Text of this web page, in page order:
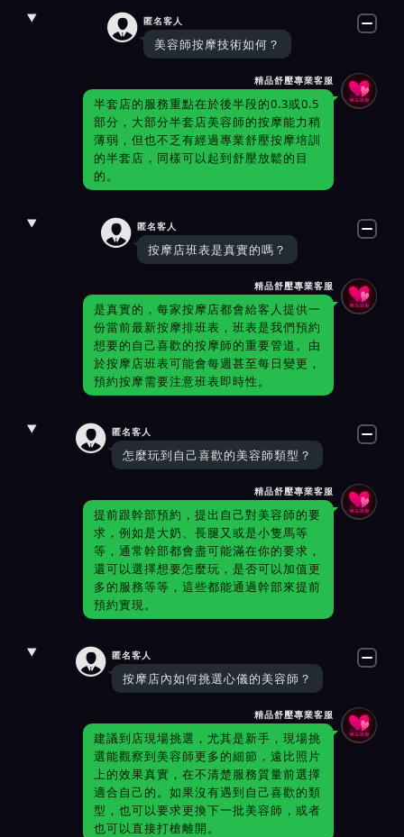
 匿名客人
美容師按摩技術如何？
精品舒壓專業客服
半套店的服務重點在於後半段的0.3或0.5
部分，大部分半套店美容師的按摩能力稍
薄弱，但也不乏有經過專業舒壓按摩培訓
的半套店，同樣可以起到舒壓放鬆的目
的。
 匿名客人
按摩店班表是真實的嗎？
精品舒壓專業客服
是真實的，每家按摩店都會給客人提供一
份當前最新按摩排班表，班表是我們預約
想要的自己喜歡的按摩師的重要管道。由
於按摩店班表可能會每週甚至每日變更，
預約按摩需要注意班表即時性。
 匿名客人
怎麼玩到自己喜歡的美容師類型？
精品舒壓專業客服
提前跟幹部預約，提出自己對美容師的要
求，例如是大奶、長腿又或是小隻馬等
等，通常幹部都會盡可能滿在你的要求，
還可以選擇想要怎麼玩，是否可以加值更
多的服務等等，這些都能通過幹部來提前
預約實現。
 匿名客人
按摩店內如何挑選心儀的美容師？
精品舒壓專業客服
建議到店現場挑選，尤其是新手，現場挑
選能觀察到美容師更多的細節，遠比照片
上的效果真實，在不清楚服務質量前選擇
適合自己的。如果沒有遇到自己喜歡的類
型，也可以要求更換下一批美容師，或者
也可以直接打槍離開。